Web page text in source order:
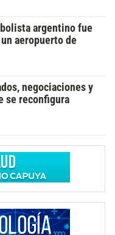
argentino fue
aeropuerto de
negociaciones y
se reconfigura